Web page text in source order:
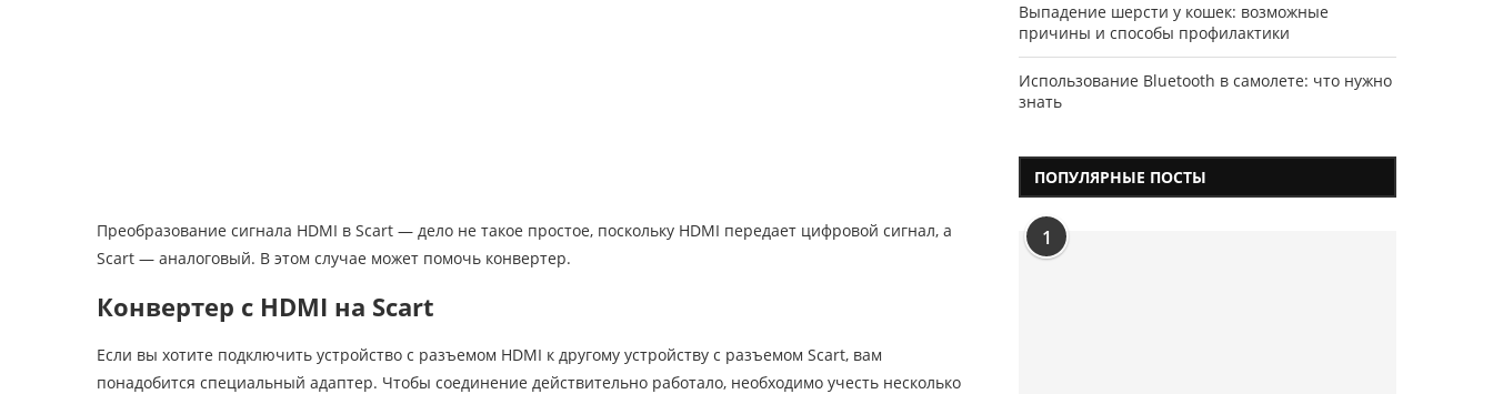
Преобразование сигнала HDMI в Scart — дело не такое простое, поскольку HDMI передает цифровой сигнал, а
Scart — аналоговый. В этом случае может помочь конвертер.
Конвертер с HDMI на Scart
Если вы хотите подключить устройство с разъемом HDMI к другому устройству с разъемом Scart, вам
понадобится специальный адаптер. Чтобы соединение действительно работало, необходимо учесть несколько
Выпадение шерсти у кошек: возможные
причины и способы профилактики
Использование Bluetooth в самолете: что нужно
знать
ПОПУЛЯРНЫЕ ПОСТЫ
1